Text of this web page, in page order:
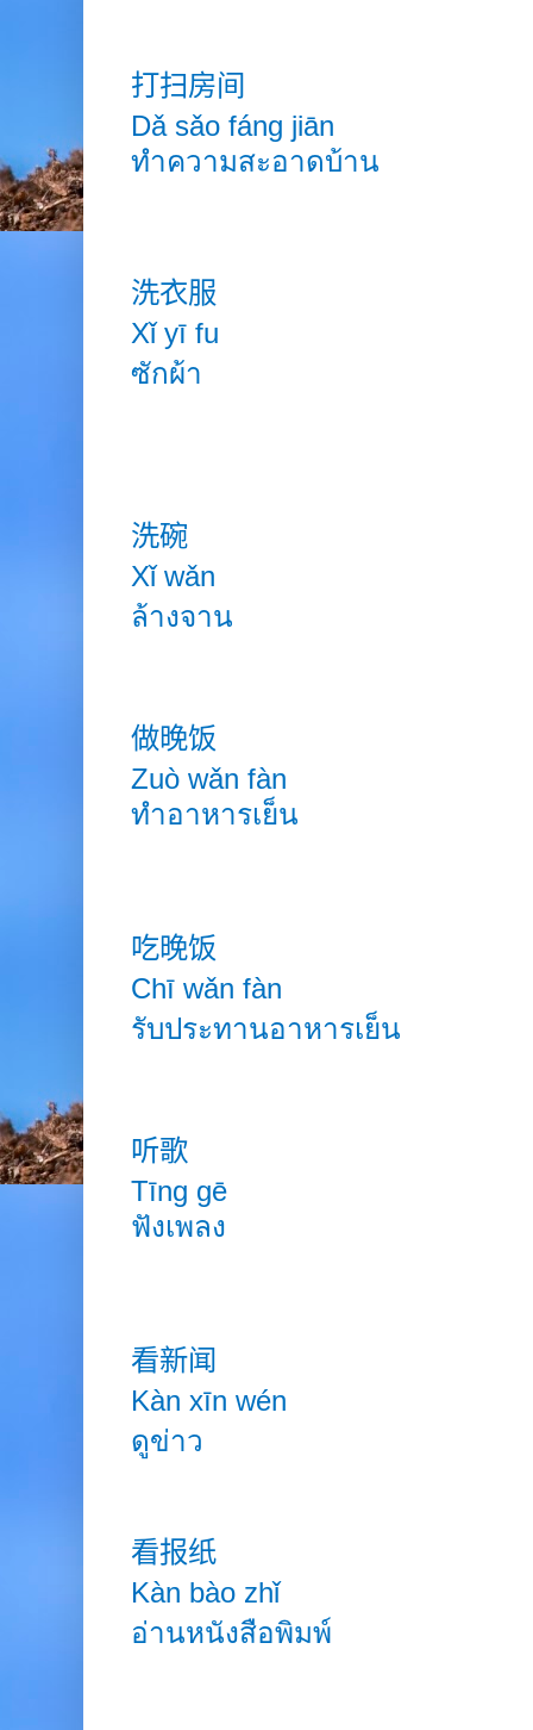
打扫房间
Dǎ sǎo fáng jiān
ทำความสะอาดบ้าน
洗衣服
Xǐ yī fu
ซักผ้า
洗碗
Xǐ wǎn
ล้างจาน
做晚饭
Zuò wǎn fàn
ทำอาหารเย็น
吃晚饭
Chī wǎn fàn
รับประทานอาหารเย็น
听歌
Tīng gē
ฟังเพลง
看新闻
Kàn xīn wén
ดูข่าว
看报纸
Kàn bào zhǐ
อ่านหนังสือพิมพ์